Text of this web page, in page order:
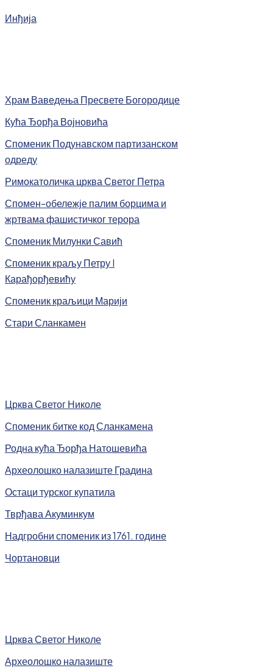
Инђија
Храм Ваведења Пресвете Богородице
Кућа Ђорђа Војновића
Споменик Подунавском партизанском
одреду
Римокатоличка црква Светог Петра
Спомен-обележје палим борцима и
жртвама фашистичког терора
Споменик Милунки Савић
Споменик краљу Петру I
Карађорђевићу
Споменик краљици Марији
Стари Сланкамен
Црква Светог Николе
Споменик битке код Сланкамена
Родна кућа Ђорђа Натошевића
Археолошко налазиште Градина
Остаци турског купатила
Тврђава Акуминкум
Надгробни споменик из 1761. године
Чортановци
Црква Светог Николе
Археолошко налазиште